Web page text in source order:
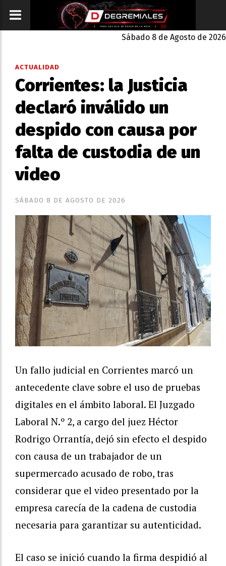
Sábado 8 de Agosto de 2026
Corrientes: la Justicia
declaró inválido un
despido con causa por
falta de custodia de un
video
ACTUALIDAD
SÁBADO 8 DE AGOSTO DE 2026
Un fallo judicial en Corrientes marcó un
antecedente clave sobre el uso de pruebas
digitales en el ámbito laboral. El Juzgado
Laboral N.º 2, a cargo del juez Héctor
Rodrigo Orrantía, dejó sin efecto el despido
con causa de un trabajador de un
supermercado acusado de robo, tras
considerar que el video presentado por la
empresa carecía de la cadena de custodia
necesaria para garantizar su autenticidad.
El caso se inició cuando la firma despidió al